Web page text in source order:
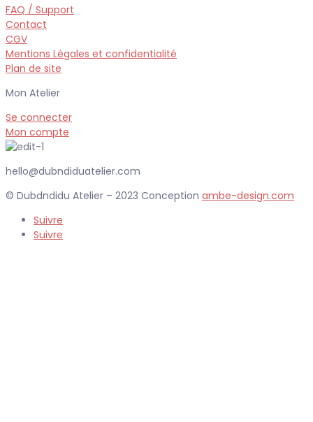
FAQ / Support
Contact
CGV
Mentions Légales et confidentialité
Plan de site
Mon Atelier
Se connecter
Mon compte
hello@dubndiduatelier.com
© Dubdndidu Atelier – 2023 Conception ambe-design.com
Suivre
Suivre